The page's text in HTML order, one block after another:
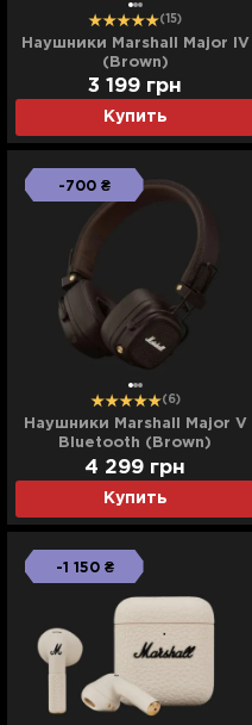
(15)
Наушники Marshall Major IV
(Brown)
Купить
3 199 грн
-700 ₴
(6)
Наушники Marshall Major V
Bluetooth (Brown)
Купить
4 299 грн
-1 150 ₴